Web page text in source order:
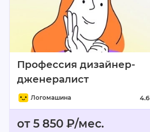
Профессия дизайнер-
дженералист
Логомашина 4.6
от 5 850 ₽/мес.